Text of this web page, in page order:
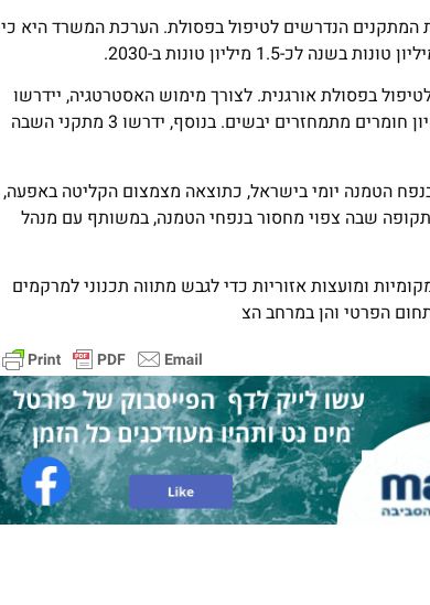
המתקנים הנדרשים לטיפול בפסולת. הערכת המשרד היא כי
בשלבי הקמה כ-11 מתקנים מתקדמים למיון פסולת וכ-8 מתקנים לטיפול בפסולת אורגנית. לצורך מימוש האסטרטגיה, יידרשו
עוד כ-7-10 מתקני מיון נוספים ועוד 7-12 מתקני טיפול בחומר אורגני וכ-12-18 מתקנים למיון חומרים מתמחזרים יבשים. בנוסף, ידרשו 3 מתקני השבה
הטמנה יומי בישראל, כתוצאה מצמצום הקליטה באפעה,
אלו לתקופה שבה צפוי מחסור בנפחי הטמנה, במשותף עם מנהל
ומועצות אזוריות כדי לגבש מתווה תכנוני למרקמים
הפרטי והן במרחב הצ